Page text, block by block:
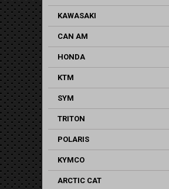
KAWASAKI
CAN AM
HONDA
KTM
SYM
TRITON
POLARIS
KYMCO
ARCTIC CAT